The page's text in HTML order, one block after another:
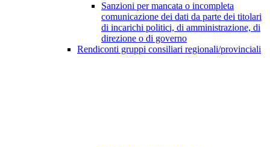
Sanzioni per mancata o incompleta
comunicazione dei dati da parte dei titolari
di incarichi politici, di amministrazione, di
direzione o di governo
Rendiconti gruppi consiliari regionali/provinciali